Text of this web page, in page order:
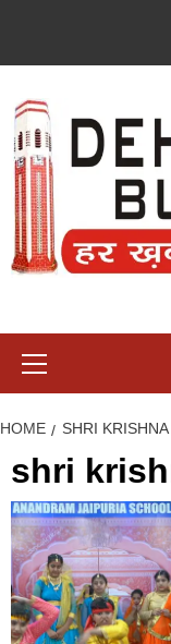
content
HOME SHRI
shri